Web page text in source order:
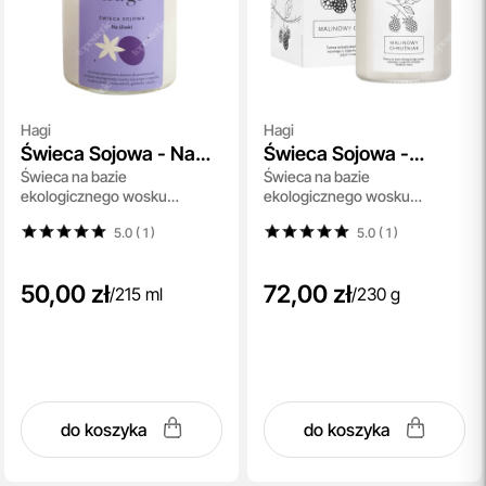
Hagi
Świeca Sojowa - Na
Śliwki
Świeca na bazie
ekologicznego wosku
5.0 ( 1)
50,00 zł/215 ml
do koszyka
Hagi
Świeca Sojowa -
Malinowy Chruśniak
Świeca na bazie
ekologicznego wosku
5.0 ( 1)
72,00 zł/230 g
do koszyka